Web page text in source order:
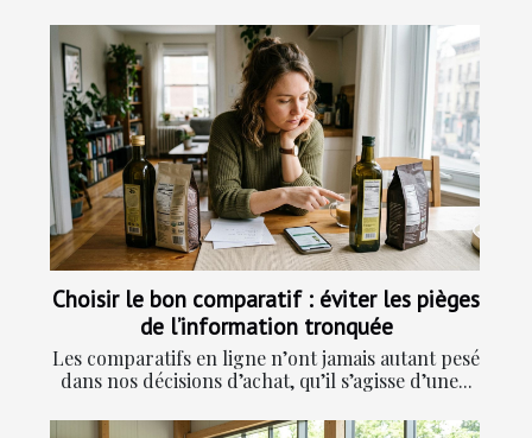
Choisir le bon comparatif : éviter les pièges
de l’information tronquée
Les comparatifs en ligne n’ont jamais autant pesé
dans nos décisions d’achat, qu’il s’agisse d’une...